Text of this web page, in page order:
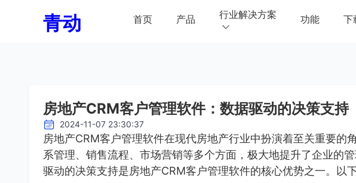
青动 首页 产品 行业解决方案 功能 下
房地产CRM客户管理软件：数据驱动的决策支持
2024-11-07 23:30:37
房地产CRM客户管理软件在现代房地产行业中扮演着至关重要的
系管理、销售流程、市场营销等多个方面，极大地提升了企业的
驱动的决策支持是房地产CRM客户管理软件的核心优势之一。以